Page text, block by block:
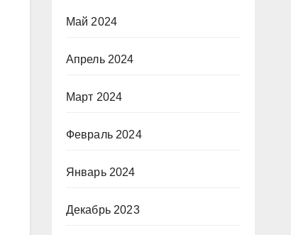
Май 2024
Апрель 2024
Март 2024
Февраль 2024
Январь 2024
Декабрь 2023